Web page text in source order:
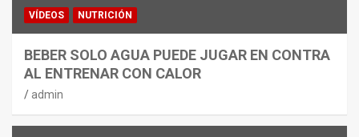
VÍDEOS NUTRICIÓN
BEBER SOLO AGUA PUEDE JUGAR EN CONTRA
AL ENTRENAR CON CALOR
admin